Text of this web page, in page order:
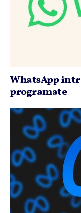
WhatsApp
programate